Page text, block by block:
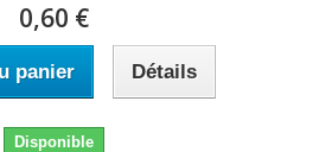
0,60 €
panier Détails
Disponible